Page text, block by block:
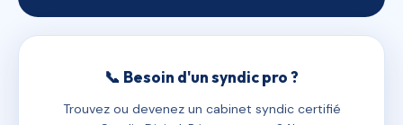
📞 Besoin d'un syndic pro ?
Trouvez ou devenez un cabinet syndic certifié